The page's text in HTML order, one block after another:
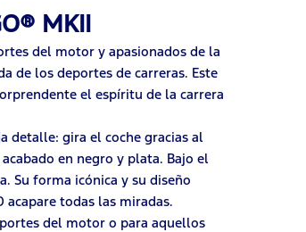
MKII
del motor y apasionados de la
de los deportes de carreras. Este
el espíritu de la carrera
detalle: gira el coche gracias al
en negro y plata. Bajo el
Su forma icónica y su diseño
acapare todas las miradas.
del motor o para aquellos